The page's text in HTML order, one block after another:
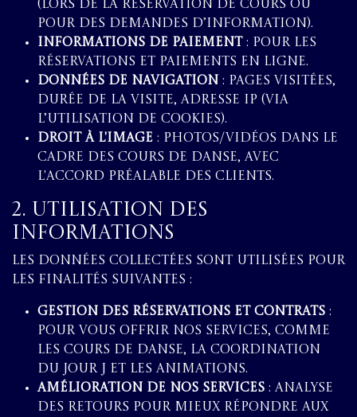
(lors de la réservation de cours ou
pour des demandes d’information).
Informations de paiement: pour les
réservations et paiements en ligne.
Données de navigation : pages visitées,
durée de la visite, adresse IP (via
l’utilisation de cookies).
Droit à l'image : photos/vidéos dans le
cadre des cours de danse, avec
l'accord préalable des clients.
2. Utilisation des
Informations
Les données collectées sont utilisées pour
les finalités suivantes :
Gestion des réservations et contrats :
pour vous offrir nos services, comme
les cours de danse, la coordination
du jour J et les animations.
Amélioration de nos services : analyse
des retours pour mieux répondre aux